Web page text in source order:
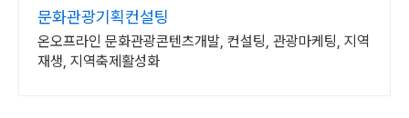
문화관광기획컨설팅
온오프라인 문화관광콘텐츠개발, 컨설팅, 관광마케팅, 지역
재생, 지역축제활성화